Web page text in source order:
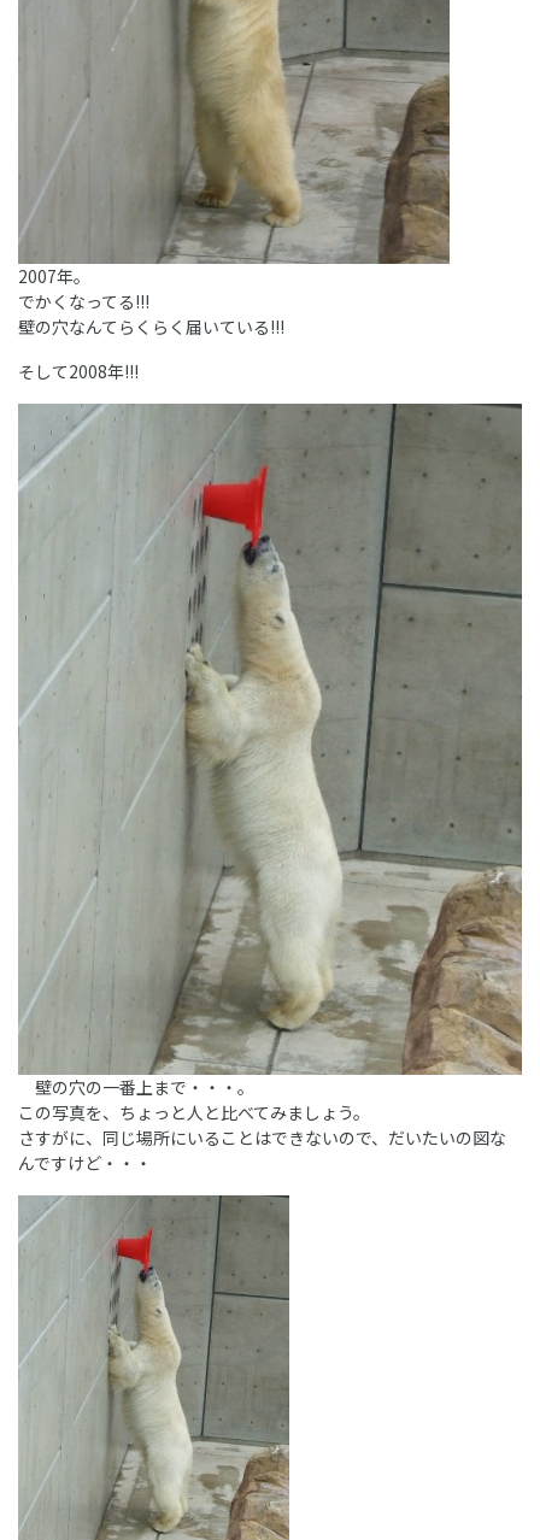
2007年。
でかくなってる!!!
壁の穴なんてらくらく届いている!!!
そして2008年!!!
壁の穴の一番上まで・・・。
この写真を、ちょっと人と比べてみましょう。
さすがに、同じ場所にいることはできないので、だいたいの図な
んですけど・・・